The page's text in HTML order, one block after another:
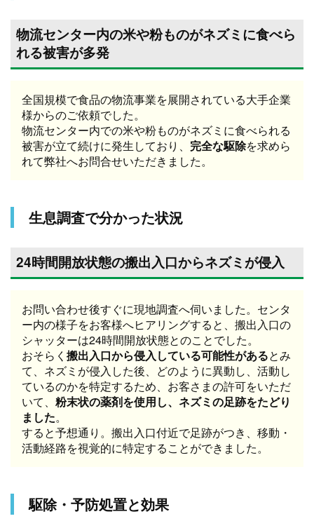
物流センター内の米や粉ものがネズミに食べら
れる被害が多発
全国規模で食品の物流事業を展開されている大手企業
様からのご依頼でした。
物流センター内での米や粉ものがネズミに食べられる
被害が立て続けに発生しており、 完全な駆除を求めら
れて弊社へお問合せいただきました。
生息調査で分かった状況
24時間開放状態の搬出入口からネズミが侵入
お問い合わせ後すぐに現地調査へ伺いました。センタ
ー内の様子をお客様へヒアリングすると、搬出入口の
シャッターは24時間開放状態とのことでした。
おそらく 搬出入口から侵入している可能性があるとみ
て、ネズミが侵入した後、どのように異動し、活動し
ているのかを特定するため、お客さまの許可をいただ
いて、 粉末状の薬剤を使用し、ネズミの足跡をたどり
ました。
すると予想通り。搬出入口付近で足跡がつき、移動・
活動経路を視覚的に特定することができました。
駆除・予防処置と効果